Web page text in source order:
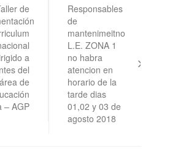
de
a
del
área de
– AGP
Responsables
de
mantenimeitno
L.E. ZONA 1
no habra
atencion en
horario de la
tarde dias
01,02 y 03 de
agosto 2018